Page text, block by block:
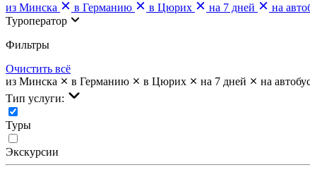
из Минска
в Германию в Цюрих на 7 дней на
Туроператор
Фильтры
Очистить всё
из Минска
в Германию в Цюрих на 7 дней на
Тип услуги:
Туры
Экскурсии